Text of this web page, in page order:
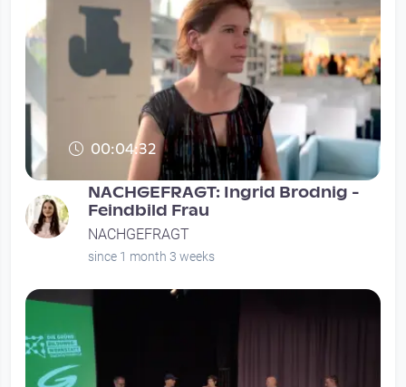
00:04:32
NACHGEFRAGT: Ingrid Brodnig -
Feindbild Frau
NACHGEFRAGT
since 1 month 3 weeks